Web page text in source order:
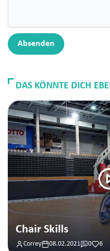
Absenden
DAS KÖNNTE DICH
Chair Skills
Correy 08.02.2021 0 6